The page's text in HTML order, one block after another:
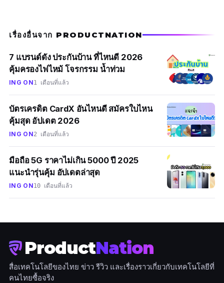
เรื่องอื่นจาก PRODUCTNATION
7 แบรนด์ดัง ประกันบ้าน ที่ไหนดี 2026
คุ้มครองไฟไหม้ โจรกรรม น้ำท่วม
ING ON1 เดือนที่แล้ว
บัตรเครดิต CardX อันไหนดี สมัครใบไหน
คุ้มสุด อัปเดต 2026
ING ON2 เดือนที่แล้ว
มือถือ 5G ราคาไม่เกิน 5000 ปี 2025
แนะนำรุ่นคุ้ม อัปเดตล่าสุด
ING ON10 เดือนที่แล้ว
ProductNation
สื่อเทคโนโลยีของไทย ข่าว รีวิว และเรื่องราวเกี่ยวกับเทคโนโลยีที่
คนไทยซื้อจริง